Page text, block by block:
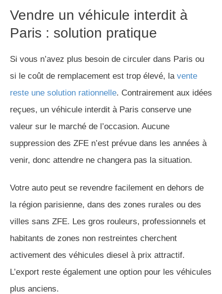
Vendre un véhicule interdit à
Paris : solution pratique
Si vous n’avez plus besoin de circuler dans Paris ou
si le coût de remplacement est trop élevé, la vente
reste une solution rationnelle. Contrairement aux idées
reçues, un véhicule interdit à Paris conserve une
valeur sur le marché de l’occasion. Aucune
suppression des ZFE n’est prévue dans les années à
venir, donc attendre ne changera pas la situation.
Votre auto peut se revendre facilement en dehors de
la région parisienne, dans des zones rurales ou des
villes sans ZFE. Les gros rouleurs, professionnels et
habitants de zones non restreintes cherchent
activement des véhicules diesel à prix attractif.
L’export reste également une option pour les véhicules
plus anciens.